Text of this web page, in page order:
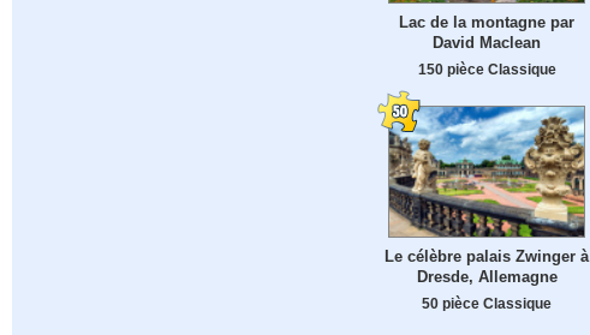
Lac de la montagne par
David Maclean
150 pièce Classique
Le célèbre palais Zwinger à
Dresde, Allemagne
50 pièce Classique